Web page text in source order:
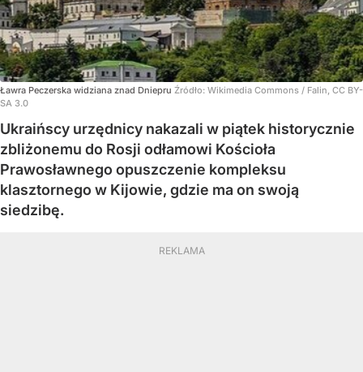
Ławra Peczerska widziana znad Dniepru Źródło: Wikimedia Commons / Falin, CC BY-
SA 3.0
Ukraińscy urzędnicy nakazali w piątek historycznie
zbliżonemu do Rosji odłamowi Kościoła
Prawosławnego opuszczenie kompleksu
klasztornego w Kijowie, gdzie ma on swoją
siedzibę.